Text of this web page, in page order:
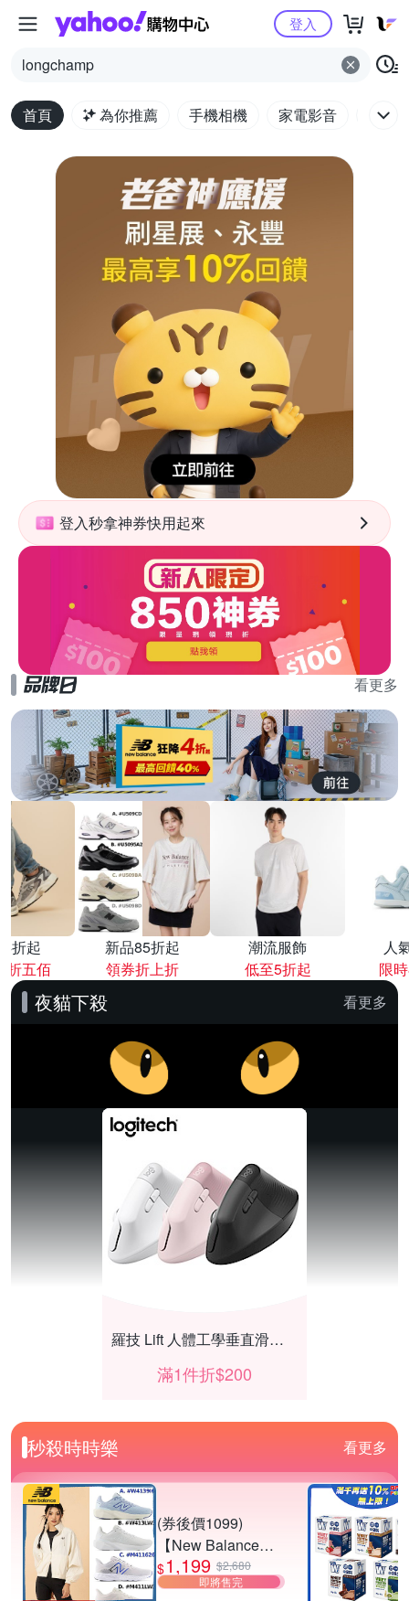
Yahoo購物中心
longchamp
登入
首頁 為你推薦 手機相機 家電影音 電腦
登入秒拿神券快用起來
看更多
折起
折五佰
新品85折起
領券折上折
潮流服飾
低至5折起
人
限
夜貓下殺 看更多
羅技 Lift 人體工學垂直滑鼠結帳再折200
滿1件折$200
秒殺時時樂 看更多
(券後價1099)
【New Balance】
慢跑鞋_女/中性_多
款任選
$1,199 $2,680
即將售完